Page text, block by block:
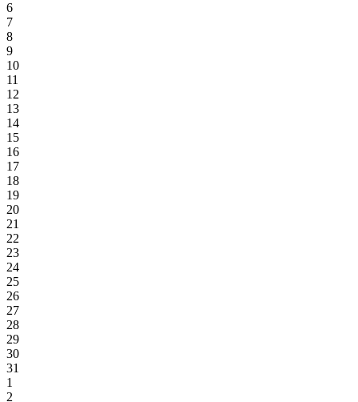
6
7
8
9
10
11
12
13
14
15
16
17
18
19
20
21
22
23
24
25
26
27
28
29
30
31
1
2